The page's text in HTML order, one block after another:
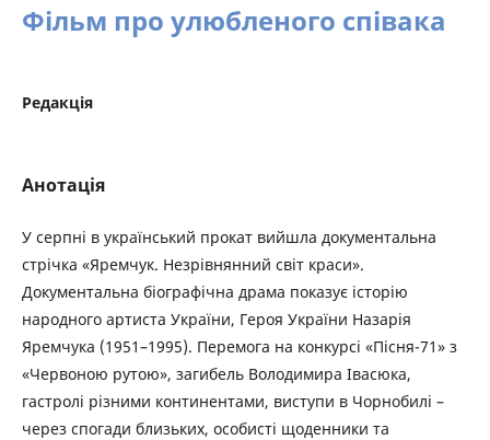
Фільм про улюбленого співака
Редакція
Анотація
У серпні в український прокат вийшла документальна
стрічка «Яремчук. Незрівнянний світ краси».
Документальна біографічна драма показує історію
народного артиста України, Героя України Назарія
Яремчука (1951–1995). Перемога на конкурсі «Пісня-71» з
«Червоною рутою», загибель Володимира Івасюка,
гастролі різними континентами, виступи в Чорнобилі –
через спогади близьких, особисті щоденники та